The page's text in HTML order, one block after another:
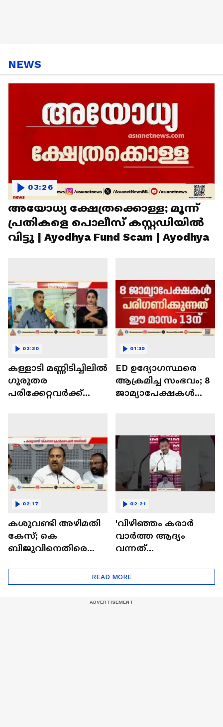
NEWS
അയോധ്യ ക്ഷേത്രക്കൊള്ള; മൂന്ന്
പ്രതികളെ പൊലീസ് കസ്റ്റഡിയിൽ
വിട്ടു | Ayodhya Fund Scam | Ayodhya
03:26
കള്ളാടി മണ്ണിടിച്ചിലിൽ
​ഗുരുതര
പരിക്കേറ്റവർക്ക്
തുടരുന്നു
02:30
ED ഉദ്യോഗസ്ഥരെ
ആക്രമിച്ച സംഭവം; 8
ജാമ്യാപേക്ഷകൾ
01:39
കശുവണ്ടി അഴിമതി
കേസ്; കെ
ബിജുവിനെതിരെ
Cashew Corporation
02:17
'വിഴിഞ്ഞം കരാർ
വാർത്ത ആദ്യം
വന്നത്
ത് മുഖ്യമന്ത്രിയുടെ
വ്യാജ പ്രചാരവേല'
02:21
READ MORE